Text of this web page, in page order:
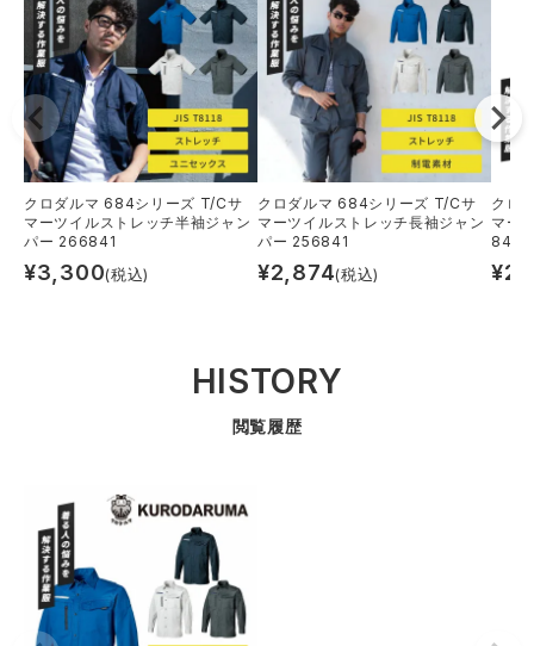
クロダルマ 684シリーズ T/Cサ
マーツイルストレッチ半袖ジャン
パー 266841
¥3,300(税込)
クロダルマ 684シリーズ T/Cサ
マーツイルストレッチ長袖ジャン
パー 256841
¥2,874(税込)
クロ
マー
84
¥
HISTORY
閲覧履歴